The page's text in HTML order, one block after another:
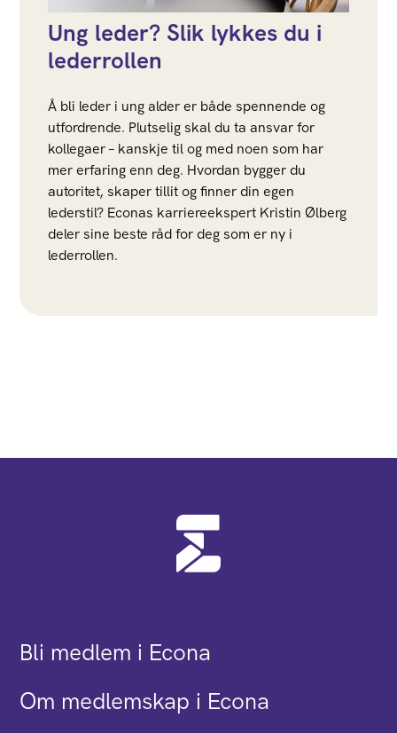
Ung leder? Slik lykkes du i
lederrollen
Å bli leder i ung alder er både spennende og
utfordrende. Plutselig skal du ta ansvar for
kollegaer – kanskje til og med noen som har
mer erfaring enn deg. Hvordan bygger du
autoritet, skaper tillit og finner din egen
lederstil? Econas karriereekspert Kristin Ølberg
deler sine beste råd for deg som er ny i
lederrollen.
Bli medlem i Econa
Om medlemskap i Econa